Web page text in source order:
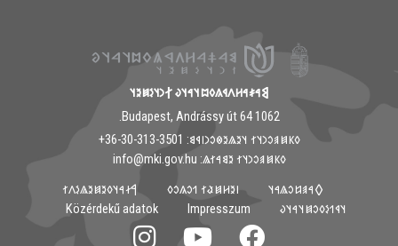
𐲘𐳀𐳎𐳀𐳢𐳤𐳁𐳍𐳓𐳪𐳦𐳀𐳦𐳜 𐲐𐳙𐳦𐳋𐳯𐳉𐳦
1062 Budapest, Andrássy út 64.
𐳓𐳞𐳯𐳠𐳛𐳙𐳦𐳐 𐳦𐳉𐳖𐳉𐳌𐳛𐳙𐳥𐳁𐳘: ‭+36-30-313-3501
𐳓𐳞𐳯𐳠𐳛𐳙𐳦𐳐 𐳉𐳘𐳀𐳐𐳖: info@mki.gov.hu
𐲓𐳀𐳠𐳆𐳛𐳖𐳀𐳦
𐳺𐳉𐳢𐳯𐳟𐳐 𐳒𐳛𐳍𐳛𐳓
𐲀𐳇𐳀𐳦𐳓𐳉𐳯𐳉𐳖𐳋𐳤𐳐
𐳦𐳁𐳒𐳋𐳓𐳛𐳯𐳦𐳀𐳦𐳜
Közérdekű adatok Impresszum